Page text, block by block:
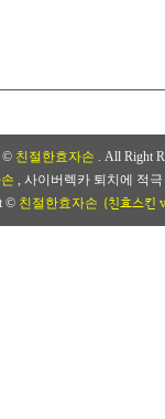
© 친절한효자손 . All Right
, 사이버렉카 퇴치에 적
© 친절한효자손 (친효스킨